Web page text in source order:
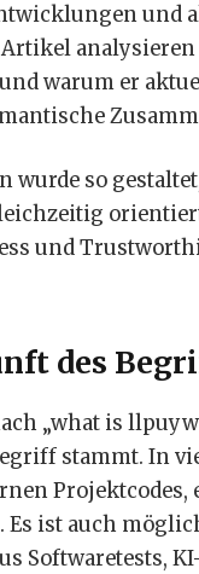
und
analysieren
warum er
wurde so
und
des
„what is
stammt. In
Es ist auch
Softwaretests,